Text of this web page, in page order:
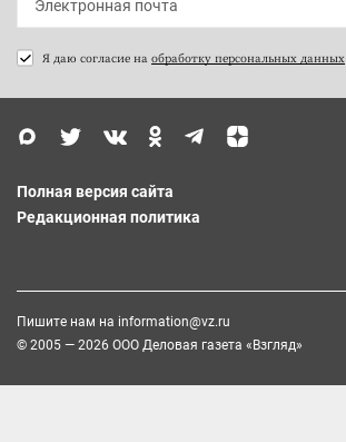
Я даю согласие на обработку персональных данных
Полная версия сайта
Редакционная политика
Пишите нам на information@vz.ru
© 2005 — 2026 ООО Деловая газета «Взгляд»